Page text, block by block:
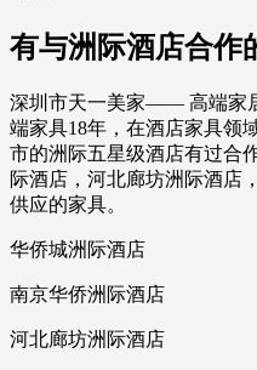
有与洲际酒店合作
深圳市天一美家—— 高端家
端家具18年，在酒店家具领
市的洲际五星级酒店有过合
际酒店，河北廊坊洲际酒店
供应的家具。
华侨城洲际酒店
南京华侨洲际酒店
河北廊坊洲际酒店